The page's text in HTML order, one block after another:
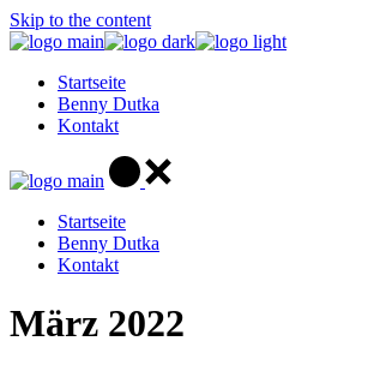
Skip to the content
Startseite
Benny Dutka
Kontakt
Startseite
Benny Dutka
Kontakt
März 2022